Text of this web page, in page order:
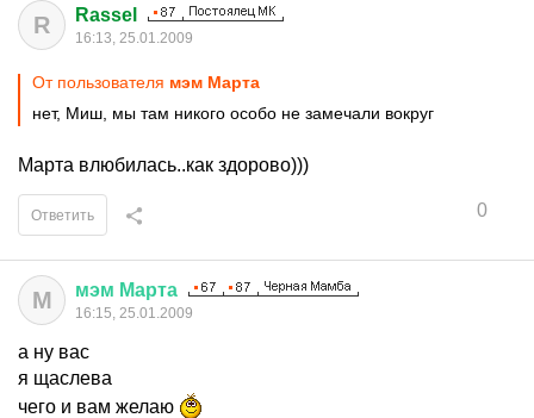
R Rassel
16:13, 25.01.2009
От пользователя мэм Марта
нет, Миш, мы там никого особо не замечали вокруг
Марта влюбилась..как здорово)))
0
Ответить
М мэм Марта
16:15, 25.01.2009
а ну вас
я щаслева
чего и вам желаю